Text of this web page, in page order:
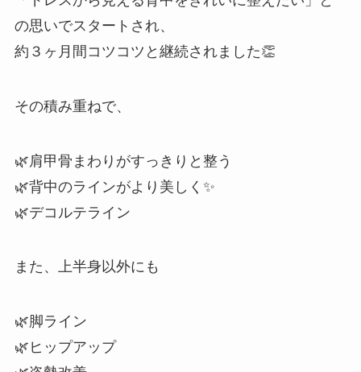
の思いでスタートされ、
約３ヶ月間コツコツと継続されました👏
その積み重ねで、
🌿肩甲骨まわりがすっきりと整う
🌿背中のラインがより美しく✨
🌿デコルテライン
また、上半身以外にも
🌿脚ライン
🌿ヒップアップ